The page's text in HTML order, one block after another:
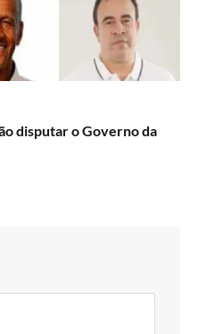
disputar o Governo da